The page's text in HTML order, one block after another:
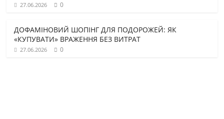
27.06.2026 0
ДОФАМІНОВИЙ ШОПІНГ ДЛЯ ПОДОРОЖЕЙ: ЯК
«КУПУВАТИ» ВРАЖЕННЯ БЕЗ ВИТРАТ
27.06.2026 0